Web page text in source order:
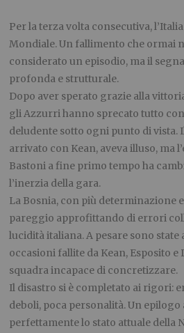
Per la terza volta consecutiva,
Mondiale. Un fallimento che ormai
considerato un episodio, ma il
profonda e strutturale.
Dopo aver sperato grazie alla
gli Azzurri hanno sprecato tutto
deludente sotto ogni punto di vista.
arrivato con Kean, aveva illuso, ma
Bastoni a fine primo tempo ha
l’inerzia della gara.
La Bosnia, con più determinazione
pareggio approfittando di errori
lucidità italiana. A pesare sono state
occasioni fallite da Kean, Esposito
squadra incapace di concretizzare.
Il disastro si è completato ai rigori:
deboli, poca personalità. Un
perfettamente lo stato attuale della